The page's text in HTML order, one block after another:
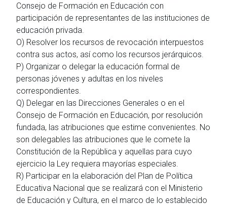
Consejo de Formación en Educación con
participación de representantes de las instituciones de
educación privada.
O) Resolver los recursos de revocación interpuestos
contra sus actos, así como los recursos jerárquicos.
P) Organizar o delegar la educación formal de
personas jóvenes y adultas en los niveles
correspondientes.
Q) Delegar en las Direcciones Generales o en el
Consejo de Formación en Educación, por resolución
fundada, las atribuciones que estime convenientes. No
son delegables las atribuciones que le comete la
Constitución de la República y aquellas para cuyo
ejercicio la Ley requiera mayorías especiales.
R) Participar en la elaboración del Plan de Política
Educativa Nacional que se realizará con el Ministerio
de Educación y Cultura, en el marco de lo establecido